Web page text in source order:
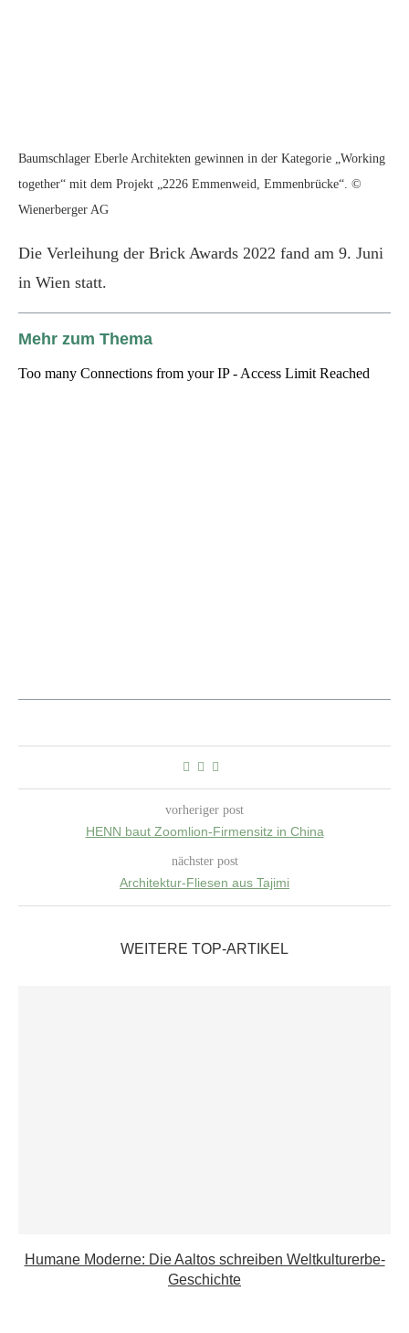
Baumschlager Eberle Architekten gewinnen in der Kategorie „Working
together“ mit dem Projekt „2226 Emmenweid, Emmenbrücke“. ©
Wienerberger AG
Die Verleihung der Brick Awards 2022 fand am 9. Juni
in Wien statt.
Mehr zum Thema
vorheriger post
HENN baut Zoomlion-Firmensitz in China
nächster post
Architektur-Fliesen aus Tajimi
WEITERE TOP-ARTIKEL
Humane Moderne: Die Aaltos schreiben Weltkulturerbe-
Geschichte